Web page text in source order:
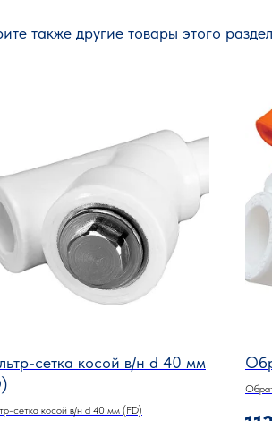
также другие товары этого
сетка косой в/н d 40 мм
сетка косой в/н d 40 мм (FD)